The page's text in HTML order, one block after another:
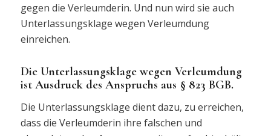
gegen die Verleumderin. Und nun wird sie auch
Unterlassungsklage wegen Verleumdung
einreichen.
Die Unterlassungsklage wegen Verleumdung
ist Ausdruck des Anspruchs aus § 823 BGB.
Die Unterlassungsklage dient dazu, zu erreichen,
dass die Verleumderin ihre falschen und